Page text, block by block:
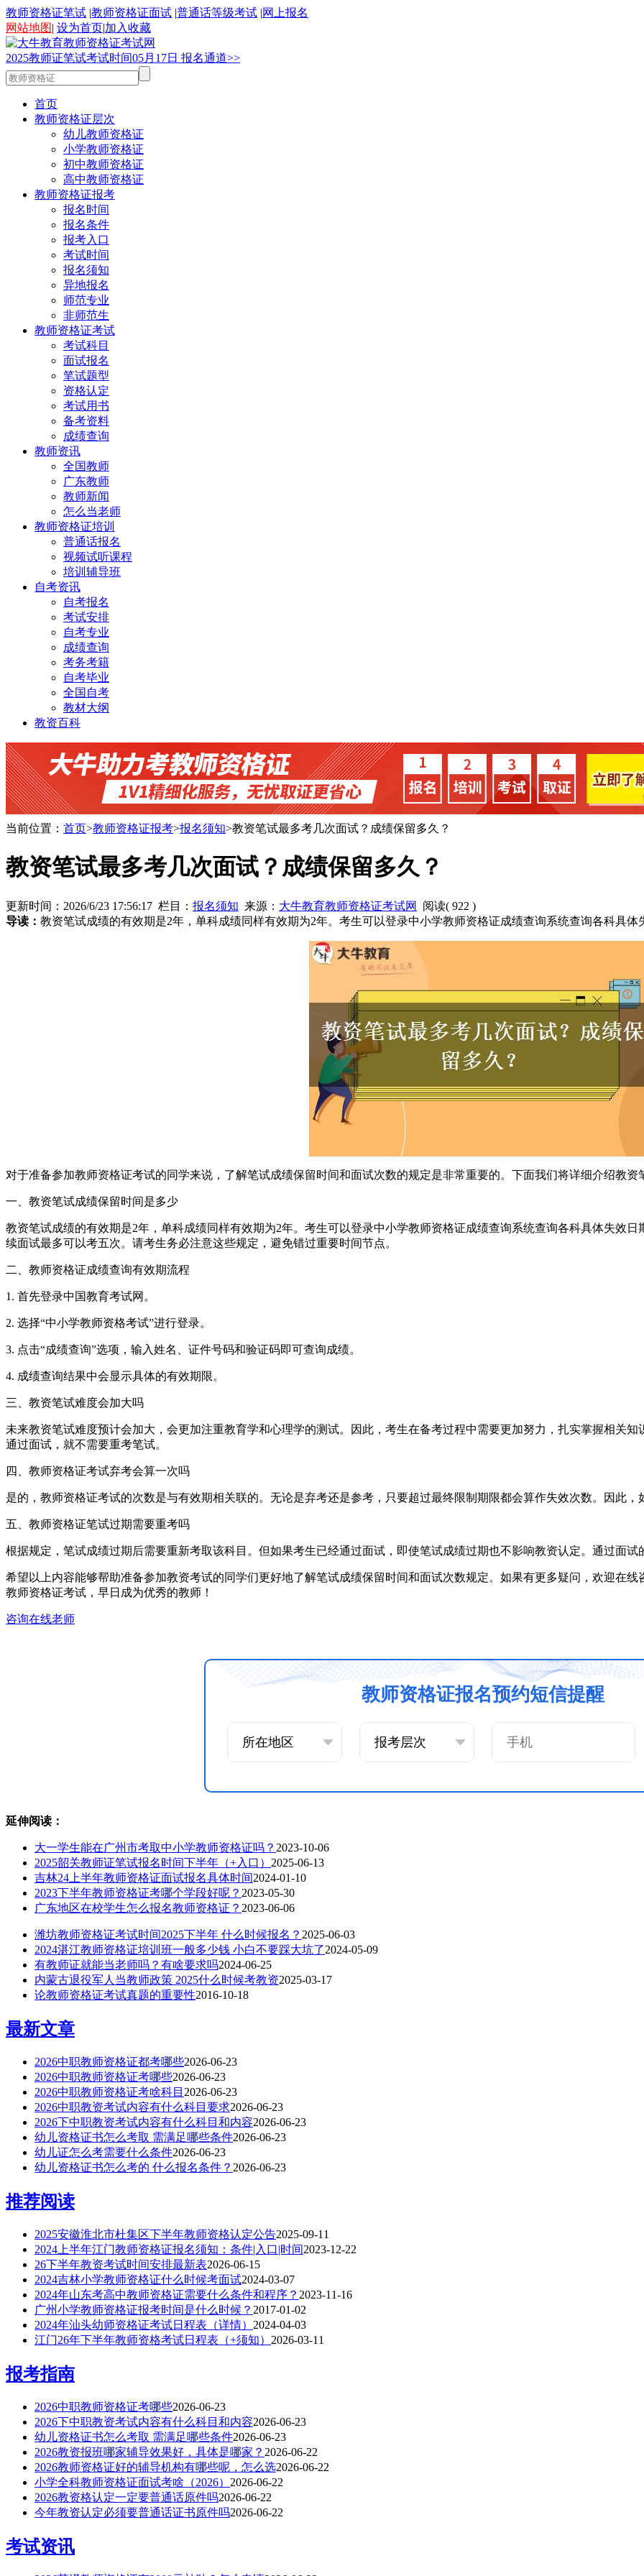
教师资格证笔试 |教师资格证面试 |普通话等级考试 |网上报名
网站地图| 设为首页|加入收藏
2025教师证笔试考试时间05月 17日 报名通道>>
首页
教师资格证层次
幼儿教师资格证
小学教师资格证
初中教师资格证
高中教师资格证
教师资格证报考
报名时间
报名条件
报考入口
考试时间
报名须知
异地报名
师范专业
非师范生
教师资格证考试
考试科目
面试报名
笔试题型
资格认定
考试用书
备考资料
成绩查询
教师资讯
全国教师
广东教师
教师新闻
怎么当老师
教师资格证培训
普通话报名
视频试听课程
培训辅导班
自考资讯
自考报名
考试安排
自考专业
成绩查询
考务考籍
自考毕业
全国自考
教材大纲
教资百科
当前位置： 首页>教师资格证报考>报名须知>教资笔试最多考几次面试？成绩保留多久？
教资笔试最多考几次面试？成绩保留多久？
更新时间：2026/6/23 17:56:17 栏目： 报名须知 来源： 大牛教育教师资格证考试网 阅读( 922 )
导读： 教资笔试成绩的有效期是2年，单科成绩同样有效期为2年。考生可以登录中小学教师资格证成绩查询系统查询各科具体
对于准备参加教师资格证考试的同学来说，了解笔试成绩保留时间和面试次数的规定是非常重要的。下面我们将详细介绍教
一、教资笔试成绩保留时间是多少
教资笔试成绩的有效期是2年，单科成绩同样有效期为2年。考生可以登录中小学教师资格证成绩查询系统查询各科具体失效
续面试最多可以考五次。请考生务必注意这些规定，避免错过重要时间节点。
二、教师资格证成绩查询有效期流程
1. 首先登录中国教育考试网。
2. 选择“中小学教师资格考试”进行登录。
3. 点击“成绩查询”选项，输入姓名、证件号码和验证码即可查询成绩。
4. 成绩查询结果中会显示具体的有效期限。
三、教资笔试难度会加大吗
未来教资笔试难度预计会加大，会更加注重教育学和心理学的测试。因此，考生在备考过程中需要更加努力，扎实掌握相关
通过面试，就不需要重考笔试。
四、教师资格证考试弃考会算一次吗
是的，教师资格证考试的次数是与有效期相关联的。无论是弃考还是参考，只要超过最终限制期限都会算作失效次数。因此
五、教师资格证笔试过期需要重考吗
根据规定，笔试成绩过期后需要重新考取该科目。但如果考生已经通过面试，即使笔试成绩过期也不影响教资认定。通过面
希望以上内容能够帮助准备参加教资考试的同学们更好地了解笔试成绩保留时间和面试次数规定。如果有更多疑问，欢迎在
教师资格证考试，早日成为优秀的教师！
咨询在线老师
教师资格证报名预约短信提醒
延伸阅读：
大一学生能在广州市考取中小学教师资格证吗？ 2023-10-06
2025韶关教师证笔试报名时间下半年（+入口） 2025-06-13
吉林24上半年教师资格证面试报名具体时间2024-01-10
2023下半年教师资格证考哪个学段好呢？ 2023-05-30
广东地区在校学生怎么报名教师资格证？ 2023-06-06
潍坊教师资格证考试时间2025下半年 什么时候报名？ 2025-06-03
2024湛江教师资格证培训班一般多少钱 小白不要踩大坑了2024-05-09
有教师证就能当老师吗？有啥要求吗2024-06-25
内蒙古退役军人当教师政策 2025什么时候考教资2025-03-17
论教师资格证考试真题的重要性2016-10-18
最新文章
2026中职教师资格证都考哪些2026-06-23
2026中职教师资格证考哪些2026-06-23
2026中职教师资格证考啥科目 2026-06-23
2026中职教资考试内容有什么科目要求2026-06-23
2026下中职教资考试内容有什么科目和内容2026-06-23
幼儿资格证书怎么考取 需满足哪些条件2026-06-23
幼儿证怎么考需要什么条件2026-06-23
幼儿资格证书怎么考的 什么报名条件？ 2026-06-23
推荐阅读
2025安徽淮北市杜集区下半年教师资格认定公告2025-09-11
2024上半年江门教师资格证报名须知：条件|入口|时间2023-12-22
26下半年教资考试时间安排最新表2026-06-15
2024吉林小学教师资格证什么时候考面试2024-03-07
2024年山东考高中教师资格证需要什么条件和程序？ 2023-11-16
广州小学教师资格证报考时间是什么时候？ 2017-01-02
2024年汕头幼师资格证考试日程表（详情） 2024-04-03
江门26年下半年教师资格考试日程表（+须知） 2026-03-11
报考指南
2026中职教师资格证考哪些2026-06-23
2026下中职教资考试内容有什么科目和内容2026-06-23
幼儿资格证书怎么考取 需满足哪些条件2026-06-23
2026教资报班哪家辅导效果好，具体是哪家？ 2026-06-22
2026教师资格证好的辅导机构有哪些呢，怎么选2026-06-22
小学全科教师资格证面试考啥（2026） 2026-06-22
2026教资格认定一定要普通话原件吗2026-06-22
今年教资认定必须要普通话证书原件吗2026-06-22
考试资讯